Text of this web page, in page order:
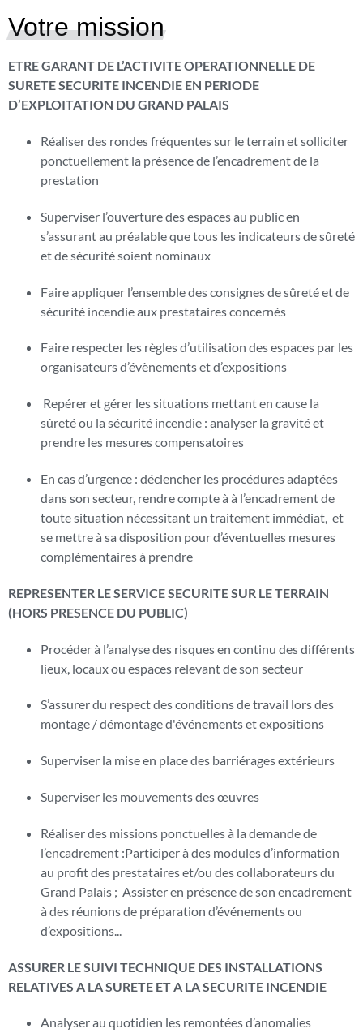
Votre mission
ETRE GARANT DE L’ACTIVITE OPERATIONNELLE DE
SURETE SECURITE INCENDIE EN PERIODE
D’EXPLOITATION DU GRAND PALAIS
Réaliser des rondes fréquentes sur le terrain et solliciter
ponctuellement la présence de l’encadrement de la
prestation
Superviser l’ouverture des espaces au public en
s’assurant au préalable que tous les indicateurs de sûreté
et de sécurité soient nominaux
Faire appliquer l’ensemble des consignes de sûreté et de
sécurité incendie aux prestataires concernés
Faire respecter les règles d’utilisation des espaces par les
organisateurs d’évènements et d’expositions
Repérer et gérer les situations mettant en cause la
sûreté ou la sécurité incendie : analyser la gravité et
prendre les mesures compensatoires
En cas d’urgence : déclencher les procédures adaptées
dans son secteur, rendre compte à à l’encadrement de
toute situation nécessitant un traitement immédiat, et
se mettre à sa disposition pour d’éventuelles mesures
complémentaires à prendre
REPRESENTER LE SERVICE SECURITE SUR LE TERRAIN
(HORS PRESENCE DU PUBLIC)
Procéder à l’analyse des risques en continu des différents
lieux, locaux ou espaces relevant de son secteur
S’assurer du respect des conditions de travail lors des
montage / démontage d'événements et expositions
Superviser la mise en place des barriérages extérieurs
Superviser les mouvements des œuvres
Réaliser des missions ponctuelles à la demande de
l’encadrement :Participer à des modules d’information
au profit des prestataires et/ou des collaborateurs du
Grand Palais ; Assister en présence de son encadrement
à des réunions de préparation d’événements ou
d’expositions...
ASSURER LE SUIVI TECHNIQUE DES INSTALLATIONS
RELATIVES A LA SURETE ET A LA SECURITE INCENDIE
Analyser au quotidien les remontées d’anomalies